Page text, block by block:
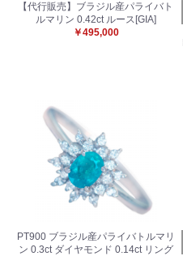
【代行販売】ブラジル産パライバト
ルマリン 0.42ct ルース[GIA]
￥495,000
PT900 ブラジル産パライバトルマリ
ン 0.3ct ダイヤモンド 0.14ct リング